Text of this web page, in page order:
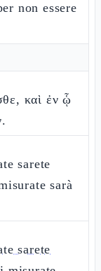
non essere
καὶ ἐν ᾧ
sarete
sarà
sarete